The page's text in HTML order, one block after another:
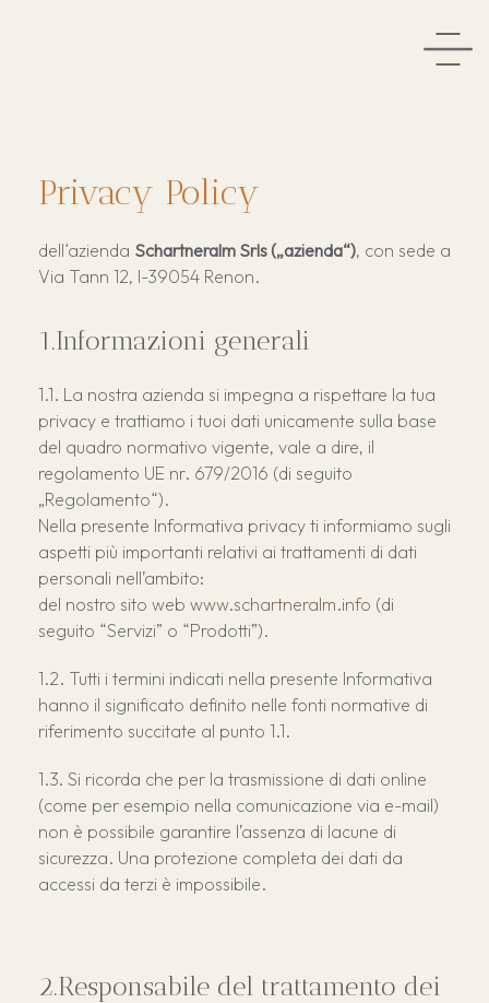
Servizi inclusi
Offerte
Piazzole
Servizi
Prezzi
Servizi per camper
Offerte
Colazione e brunch
Alm Bistró
Pizzeria
Ristorante "Feines Eck'l"
Eventi
Buono regalo
Guestnet
RittenCard
Servizio panini
Mondo dei bambini
Zona per cani senza guinzaglio
Piscina organica
Idromassaggio
Outdoor Sauna
E-Bike
Chi siamo
Posizione & Arrivo
Informazioni per gli ospiti
Condizioni di cancellazione
Sostenibilità
Attività
Galleria
FAQ
Recensioni
Privacy Policy
dell‘azienda Schartneralm Srls („azienda“), con sede a
Via Tann 12, I-39054 Renon.
Informazioni generali
La nostra azienda si impegna a rispettare la tua
privacy e trattiamo i tuoi dati unicamente sulla base
del quadro normativo vigente, vale a dire, il
regolamento UE nr. 679/2016 (di seguito
„Regolamento“).
Nella presente Informativa privacy ti informiamo sugli
aspetti più importanti relativi ai trattamenti di dati
personali nell’ambito:
del nostro sito web www.schartneralm.info (di
seguito “Servizi” o “Prodotti”).
Tutti i termini indicati nella presente Informativa
hanno il significato definito nelle fonti normative di
riferimento succitate al punto 1.1.
Si ricorda che per la trasmissione di dati online
(come per esempio nella comunicazione via e-mail)
non è possibile garantire l’assenza di lacune di
sicurezza. Una protezione completa dei dati da
accessi da terzi è impossibile.
Responsabile del trattamento dei